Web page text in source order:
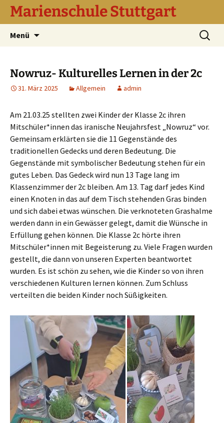
Marienschule Stuttgart
Menü
Suchen
nach:
Nowruz- Kulturelles Lernen in der 2c
31. März 2025 Allgemein admin
Am 21.03.25 stellten zwei Kinder der Klasse 2c ihren
Mitschüler*innen das iranische Neujahrsfest „Nowruz“ vor.
Gemeinsam erklärten sie die 11 Gegenstände des
traditionellen Gedecks und deren Bedeutung. Die
Gegenstände mit symbolischer Bedeutung stehen für ein
gutes Leben. Das Gedeck wird nun 13 Tage lang im
Klassenzimmer der 2c bleiben. Am 13. Tag darf jedes Kind
einen Knoten in das auf dem Tisch stehenden Gras binden
und sich dabei etwas wünschen. Die verknoteten Grashalme
werden dann in ein Gewässer gelegt, damit die Wünsche in
Erfüllung gehen können. Die Klasse 2c hörte ihren
Mitschüler*innen mit Begeisterung zu. Viele Fragen wurden
gestellt, die dann von unseren Experten beantwortet
wurden. Es ist schön zu sehen, wie die Kinder so von ihren
verschiedenen Kulturen lernen können. Zum Schluss
verteilten die beiden Kinder noch Süßigkeiten.